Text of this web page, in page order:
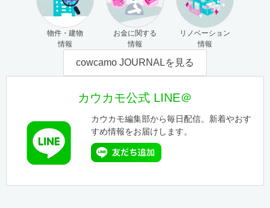
物件・建物
情報
お金に関する
情報
リノベーション
情報
cowcamo JOURNALを見る
カウカモ公式 LINE＠
カウカモ編集部から毎日配信。新着やおす
すめ情報をお届けします。